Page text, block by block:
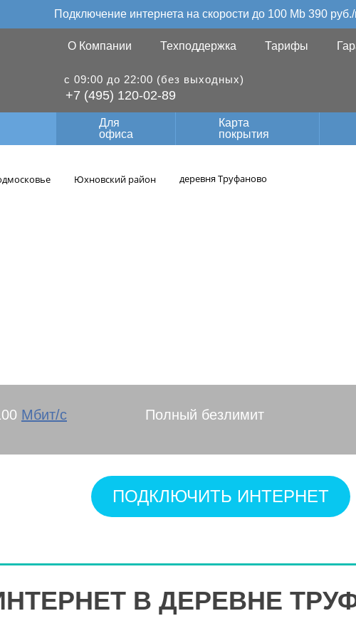
Подключение интернета на скорости до 100 Mb 390
О Компании Техподдержка Тарифы
с 09:00 до 22:00 (без выходных)
+7 (495) 120-02-89
Для
офиса
Карта
покрытия
Юхновский район деревня Труфаново
Мбит/с Полный безлимит
ПОДКЛЮЧИТЬ ИНТЕРНЕТ
В ДЕРЕВНЕ